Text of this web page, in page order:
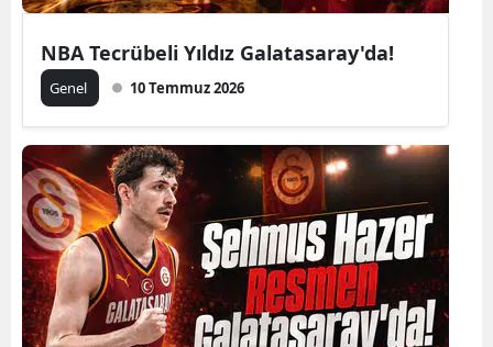
NBA Tecrübeli Yıldız Galatasaray'da!
Genel 10 Temmuz 2026